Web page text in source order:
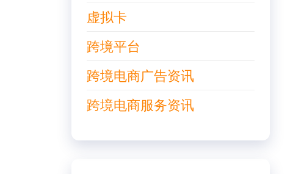
虚拟卡
跨境平台
跨境电商广告资讯
跨境电商服务资讯